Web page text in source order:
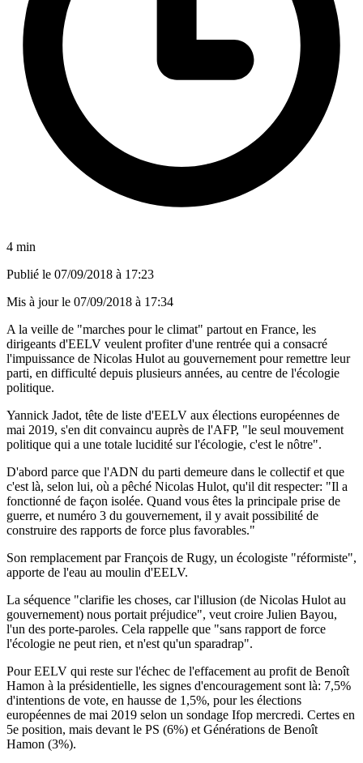
4 min
Publié le 07/09/2018 à 17:23
Mis à jour le 07/09/2018 à 17:34
A la veille de "marches pour le climat" partout en France, les
dirigeants d'EELV veulent profiter d'une rentrée qui a consacré
l'impuissance de Nicolas Hulot au gouvernement pour remettre leur
parti, en difficulté depuis plusieurs années, au centre de l'écologie
politique.
Yannick Jadot, tête de liste d'EELV aux élections européennes de
mai 2019, s'en dit convaincu auprès de l'AFP, "le seul mouvement
politique qui a une totale lucidité sur l'écologie, c'est le nôtre".
D'abord parce que l'ADN du parti demeure dans le collectif et que
c'est là, selon lui, où a pêché Nicolas Hulot, qu'il dit respecter: "Il a
fonctionné de façon isolée. Quand vous êtes la principale prise de
guerre, et numéro 3 du gouvernement, il y avait possibilité de
construire des rapports de force plus favorables."
Son remplacement par François de Rugy, un écologiste "réformiste",
apporte de l'eau au moulin d'EELV.
La séquence "clarifie les choses, car l'illusion (de Nicolas Hulot au
gouvernement) nous portait préjudice", veut croire Julien Bayou,
l'un des porte-paroles. Cela rappelle que "sans rapport de force
l'écologie ne peut rien, et n'est qu'un sparadrap".
Pour EELV qui reste sur l'échec de l'effacement au profit de Benoît
Hamon à la présidentielle, les signes d'encouragement sont là: 7,5%
d'intentions de vote, en hausse de 1,5%, pour les élections
européennes de mai 2019 selon un sondage Ifop mercredi. Certes en
5e position, mais devant le PS (6%) et Générations de Benoît
Hamon (3%).